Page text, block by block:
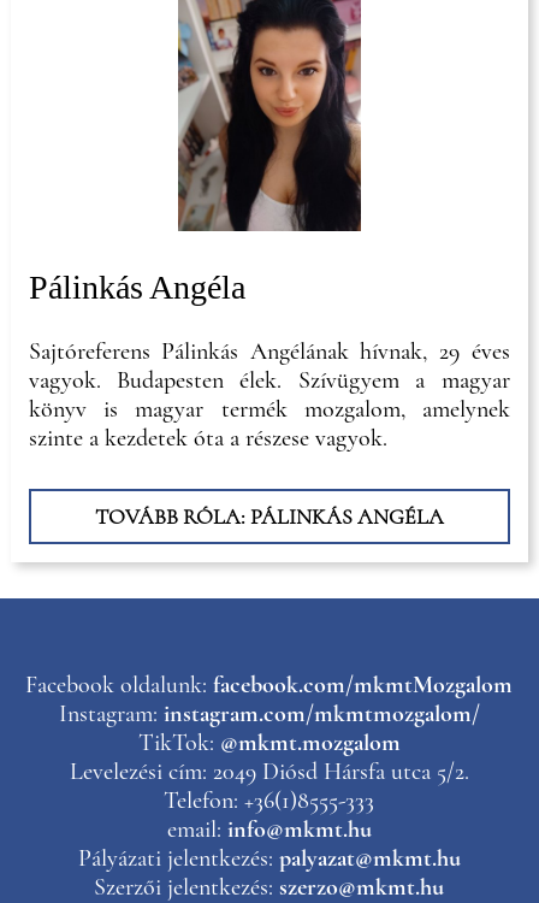
Pálinkás Angéla
Sajtóreferens Pálinkás Angélának hívnak, 29 éves
vagyok. Budapesten élek. Szívügyem a magyar
könyv is magyar termék mozgalom, amelynek
szinte a kezdetek óta a részese vagyok.
TOVÁBB RÓLA: PÁLINKÁS ANGÉLA
Facebook oldalunk:facebook.com/mkmtMozgalom
Instagram: instagram.com/mkmtmozgalom/
TikTok: @mkmt.mozgalom
Levelezési cím: 2049 Diósd Hársfa utca 5/2.
Telefon: +36(1)8555-333
email: info@mkmt.hu
Pályázati jelentkezés: palyazat@mkmt.hu
Szerzői jelentkezés:szerzo@mkmt.hu